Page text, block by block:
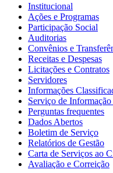
Institucional
Ações e Programas
Participação Social
Auditorias
Convênios e
Receitas e Despesas
Licitações e Contratos
Servidores
Informações
Serviço de
Perguntas frequentes
Dados Abertos
Boletim de Serviço
Relatórios de Gestão
Carta de Serviços ao
Avaliação e Correição